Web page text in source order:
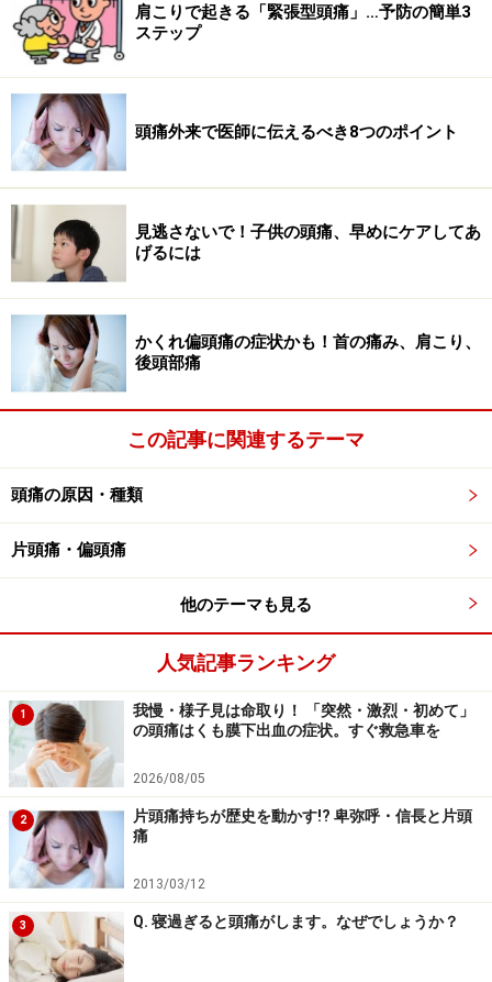
【原因】
頭の血管が広がって炎症をおこし
ることで痛みが生じるといわれています。でも、その誘
因は人によってさまざま。ストレスから開放されるとお
こりやすいとも！（緊張が緩んで血管が拡張するからと
もいわれています）また、まぶしい光、生理前後、アル
コール（特に赤ワイン）、チョコレート、ナッツなどの
食べ物、空腹（低血糖）も誘因になるといわれていま
す。
【対策と治療法】
まず、頭痛が起こってしまって、市販の飲み薬で何とか
しようという場合は、痛みが軽いうちに飲みましょう。
いったん痛みがひどくなるとお薬はききにくくなりま
す。また、トリプタンという特効薬もあるので、気にな
でも、そもそも頭痛を起こさないためにはできるだけ規
エット（←ひどければ低血糖になりますので）はひかえ
めに。コーヒーやお茶は血管を収縮させますので効果的
です。また、頭を冷やすのも同じ理由で効果がありま
す。
次ページでは『パソコンの前に座りっぱなしの人の頭痛
は多分コレ！』・・・緊張性頭痛に迫ります！＞＞
※記事内容は執筆時点のものです。最新の内容をご確認くださ
い。
※当サイトにおける医師・医療従事者等による情報の提供は、診
断・治療行為ではありません。診断・治療を必要とする方は、適
切な医療機関での受診をおすすめいたします。記事内容は執筆者
個人の見解によるものであり、全ての方への有効性を保証するも
のではありません。当サイトで提供する情報に基づいて被ったい
肩こりで起きる「緊張型頭痛」…予防の簡単3
ステップ
頭痛外来で医師に伝えるべき8つのポイント
見逃さないで！子供の頭痛、早めにケアしてあ
げるには
かくれ偏頭痛の症状かも！首の痛み、肩こり、
後頭部痛
この記事に関連するテーマ
頭痛の原因・種類
片頭痛・偏頭痛
他のテーマも見る
人気記事ランキング
1
我慢・様子見は命取り！ 「突然・激烈・初めて」
の頭痛はくも膜下出血の症状。すぐ救急車を
2026/08/05
2
片頭痛持ちが歴史を動かす!? 卑弥呼・信長と片頭
痛
2013/03/12
3 Q. 寝過ぎると頭痛がします。なぜでしょうか？